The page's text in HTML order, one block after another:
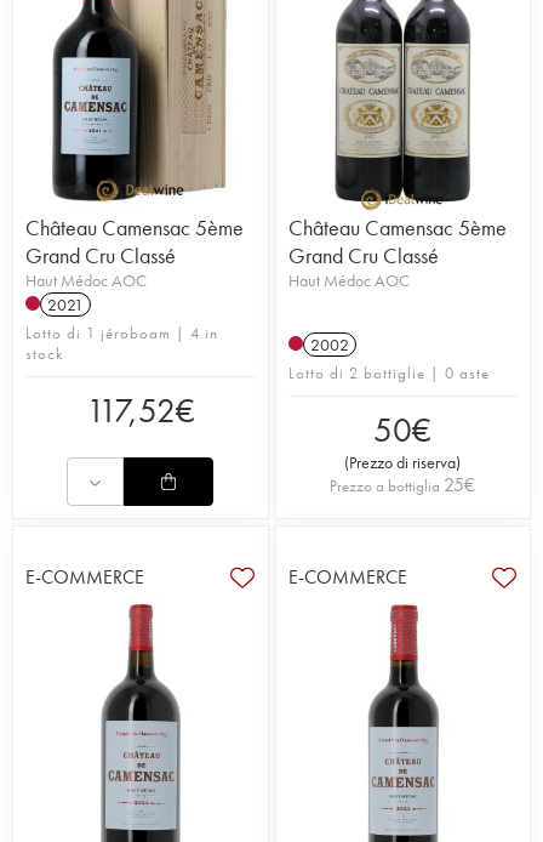
Château Camensac 5ème
Grand Cru Classé
Haut Médoc AOC
2021
Lotto di 1 jéroboam | 4 in
stock
117,52€
Château Camensac 5ème
Grand Cru Classé
Haut Médoc AOC
2002
Lotto di 2 bottiglie | 0 aste
50€
(Prezzo di riserva)
Prezzo a bottiglia 25€
E-COMMERCE E-COMMERCE